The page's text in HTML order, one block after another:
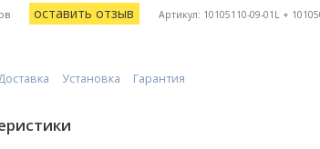
info@bydom.by
оставить отзыв Артикул: 10105110-09-01L +
Установка Гарантия